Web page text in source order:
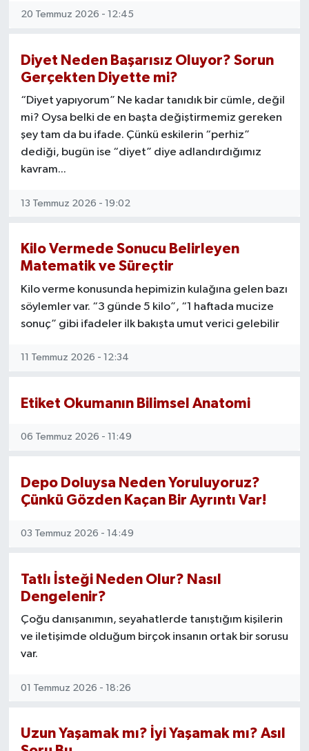
20 Temmuz 2026 - 12:45
Diyet Neden Başarısız Oluyor? Sorun
Gerçekten Diyette mi?
“Diyet yapıyorum” Ne kadar tanıdık bir cümle, değil
mi? Oysa belki de en başta değiştirmemiz gereken
şey tam da bu ifade. Çünkü eskilerin “perhiz”
dediği, bugün ise “diyet” diye adlandırdığımız
kavram...
13 Temmuz 2026 - 19:02
Kilo Vermede Sonucu Belirleyen
Matematik ve Süreçtir
Kilo verme konusunda hepimizin kulağına gelen bazı
söylemler var. “3 günde 5 kilo”, “1 haftada mucize
sonuç” gibi ifadeler ilk bakışta umut verici gelebilir
11 Temmuz 2026 - 12:34
Etiket Okumanın Bilimsel Anatomi
06 Temmuz 2026 - 11:49
Depo Doluysa Neden Yoruluyoruz?
Çünkü Gözden Kaçan Bir Ayrıntı Var!
03 Temmuz 2026 - 14:49
Tatlı İsteği Neden Olur? Nasıl
Dengelenir?
Çoğu danışanımın, seyahatlerde tanıştığım kişilerin
ve iletişimde olduğum birçok insanın ortak bir sorusu
var.
01 Temmuz 2026 - 18:26
Uzun Yaşamak mı? İyi Yaşamak mı? Asıl